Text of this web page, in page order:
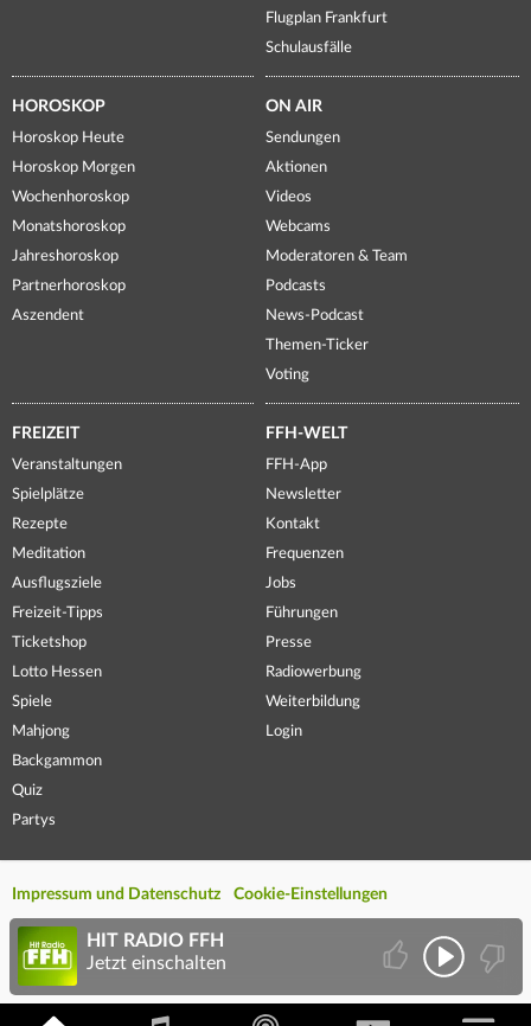
Flugplan Frankfurt
Schulausfälle
HOROSKOP
Horoskop Heute
Horoskop Morgen
Wochenhoroskop
Monatshoroskop
Jahreshoroskop
Partnerhoroskop
Aszendent
ON AIR
Sendungen
Aktionen
Videos
Webcams
Moderatoren & Team
Podcasts
News-Podcast
Themen-Ticker
Voting
FREIZEIT
Veranstaltungen
Spielplätze
Rezepte
Meditation
Ausflugsziele
Freizeit-Tipps
Ticketshop
Lotto Hessen
Spiele
Mahjong
Backgammon
Quiz
Partys
FFH-WELT
FFH-App
Newsletter
Kontakt
Frequenzen
Jobs
Führungen
Presse
Radiowerbung
Weiterbildung
Login
Impressum und Datenschutz Cookie-Einstellungen
HIT RADIO FFH
Jetzt einschalten